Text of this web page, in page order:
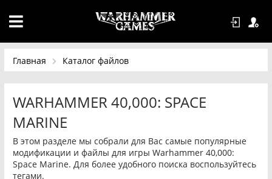
Главная Каталог файлов
WARHAMMER 40,000: SPACE
MARINE
В этом разделе мы собрали для Вас самые популярные
модификации и файлы для игры Warhammer 40,000:
Space Marine. Для более удобного поиска воспользуйтесь
тегами.